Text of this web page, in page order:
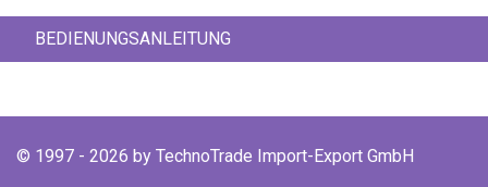
BEDIENUNGSANLEITUNG
© 1997 - 2026 by TechnoTrade Import-Export GmbH